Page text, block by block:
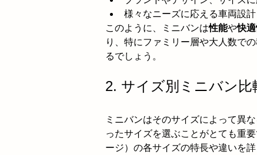
様々なニーズに応える車両設計
このように、ミニバンは性能や快
り、特にファミリー層や大人数で
るでしょう。
2. サイズ別ミニバン比
ミニバンはそのサイズによって異
ったサイズを選ぶことがとても重
ージ）の各サイズの特長や違いを詳